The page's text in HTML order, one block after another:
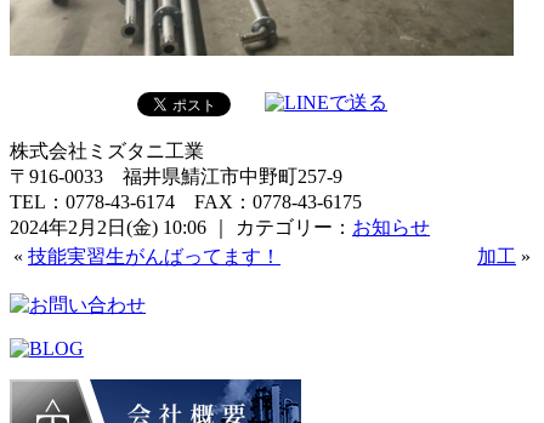
株式会社ミズタニ工業
〒916-0033 福井県鯖江市中野町257-9
TEL：0778-43-6174 FAX：0778-43-6175
2024年2月2日(金) 10:06 ｜ カテゴリー： お知らせ
« 技能実習生がんばってます！ 加工 »